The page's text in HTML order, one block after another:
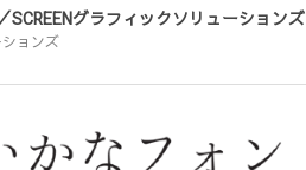
グラフィックソリューションズ
ョンズ